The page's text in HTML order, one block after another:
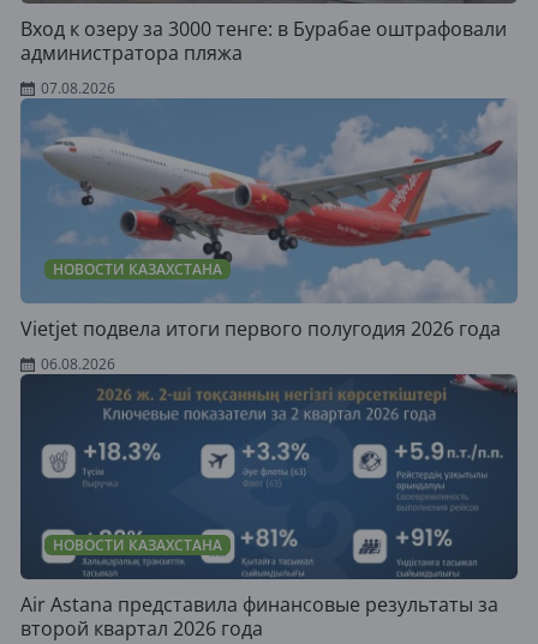
Вход к озеру за 3000 тенге: в Бурабае оштрафовали
администратора пляжа
07.08.2026
НОВОСТИ КАЗАХСТАНА
Vietjet подвела итоги первого полугодия 2026 года
06.08.2026
НОВОСТИ КАЗАХСТАНА
Air Astana представила финансовые результаты за
второй квартал 2026 года